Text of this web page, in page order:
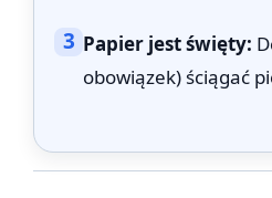
3 Papier jest święty:
obowiązek) ściągać